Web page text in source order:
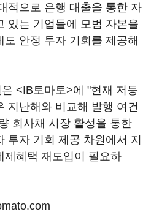
적으로 은행 대출을 통한 자
있는 기업들에 모범 자본을
안정 투자 기회를 제공해
<IB토마토>에 "현재 저등
지난해와 비교해 발행 여건
회사채 시장 활성을 통한
투자 기회 제공 차원에서 지
제혜택 재도입이 필요하